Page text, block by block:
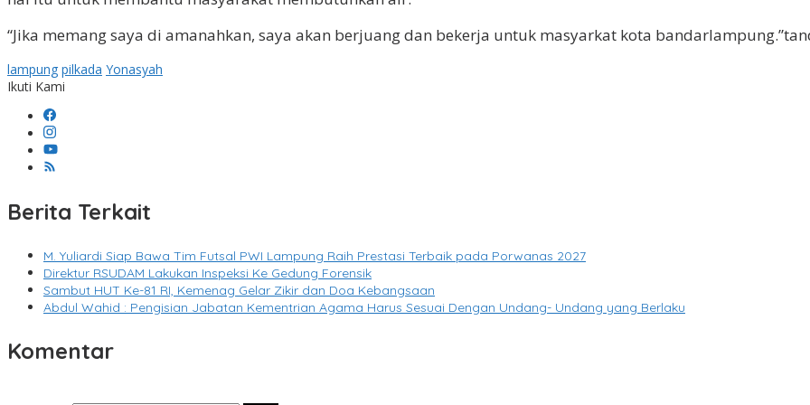
“Jika memang saya di amanahkan, saya akan berjuang dan bekerja untuk masyarkat kota
lampung pilkada Yonasyah
Ikuti Kami
Berita Terkait
M. Yuliardi Siap Bawa Tim Futsal PWI Lampung Raih Prestasi Terbaik pada Porwanas 2027
Direktur RSUDAM Lakukan Inspeksi Ke Gedung Forensik
Sambut HUT Ke-81 RI, Kemenag Gelar Zikir dan Doa Kebangsaan
Abdul Wahid : Pengisian Jabatan Kementrian Agama Harus Sesuai Dengan Undang- Undang yang Berlaku
Komentar